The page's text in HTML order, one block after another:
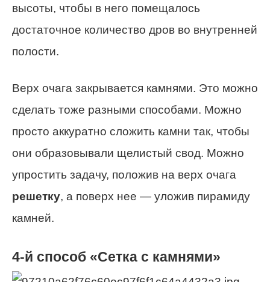
высоты, чтобы в него помещалось
достаточное количество дров во внутренней
полости.
Верх очага закрывается камнями. Это можно
сделать тоже разными способами. Можно
просто аккуратно сложить камни так, чтобы
они образовывали щелистый свод. Можно
упростить задачу, положив на верх очага
решетку, а поверх нее — уложив пирамиду
камней.
4-й способ «Сетка с камнями»